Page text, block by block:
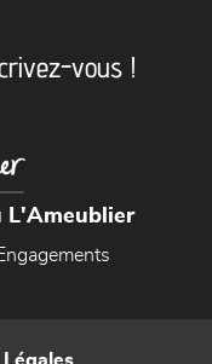
vous !
L'Ameublier